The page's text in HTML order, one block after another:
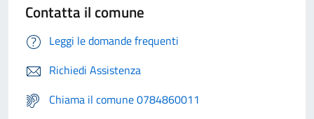
Contatta il comune
Leggi le domande frequenti
Richiedi Assistenza
Chiama il comune 0784860011